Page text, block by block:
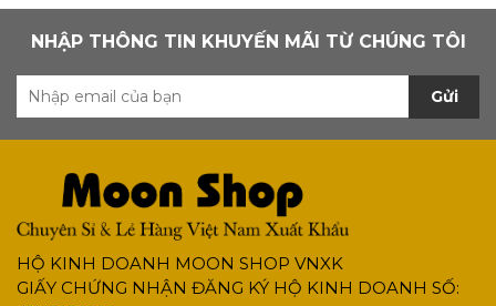
NHẬP THÔNG TIN KHUYẾN MÃI TỪ CHÚNG TÔI
Gửi
HỘ KINH DOANH MOON SHOP VNXK
GIẤY CHỨNG NHẬN ĐĂNG KÝ HỘ KINH DOANH SỐ: